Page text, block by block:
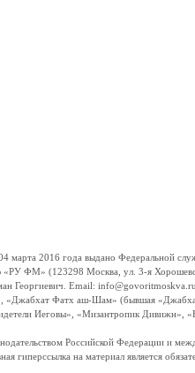
2016 года выдано Федеральной
«РУ ФМ» (123298 Москва, ул. 3-я
Георгиевич. Email:
«Джабхат Фатх аш-Шам» (бывшая
Иеговы», «Мизантропик Дивижн»,
Российской Федерации и
гиперссылка на материал является